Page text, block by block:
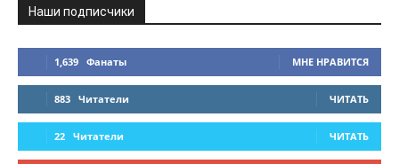
Наши подписчики
1,639 Фанаты МНЕ НРАВИТСЯ
883 Читатели ЧИТАТЬ
22 Читатели ЧИТАТЬ